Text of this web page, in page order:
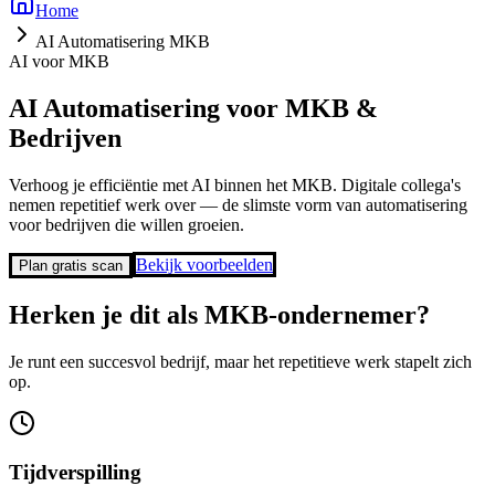
Home
AI Automatisering MKB
AI voor MKB
AI Automatisering voor MKB &
Bedrijven
Verhoog je efficiëntie met AI binnen het MKB. Digitale collega's
nemen repetitief werk over — de slimste vorm van automatisering
voor bedrijven die willen groeien.
Plan gratis scan Bekijk voorbeelden
Herken je dit als MKB-ondernemer?
Je runt een succesvol bedrijf, maar het repetitieve werk stapelt zich
op.
Tijdverspilling